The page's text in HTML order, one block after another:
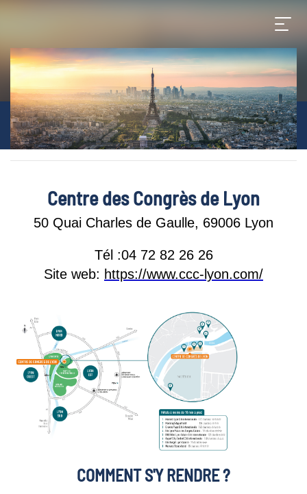
Centre des Congrès de Lyon
50 Quai Charles de Gaulle, 69006 Lyon
Tél :04 72 82 26 26
Site web: https://www.ccc-lyon.com/
COMMENT S'Y RENDRE ?